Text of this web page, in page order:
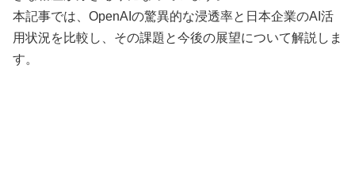
本記事では、OpenAIの驚異的な浸透率と日本企業のAI活
用状況を比較し、その課題と今後の展望について解説しま
す。